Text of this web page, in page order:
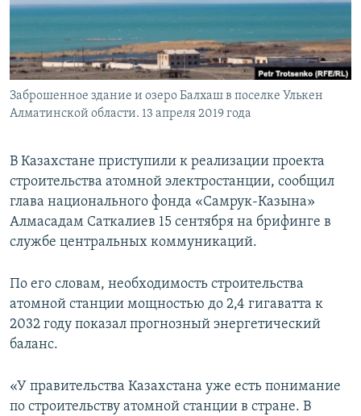
Заброшенное здание и озеро Балхаш в поселке Улькен
Алматинской области. 13 апреля 2019 года
В Казахстане приступили к реализации проекта
строительства атомной электростанции, сообщил
глава национального фонда «Самрук-Казына»
Алмасадам Саткалиев 15 сентября на брифинге в
службе центральных коммуникаций.
По его словам, необходимость строительства
атомной станции мощностью до 2,4 гигаватта к
2032 году показал прогнозный энергетический
баланс.
«У правительства Казахстана уже есть понимание
по строительству атомной станции в стране. В